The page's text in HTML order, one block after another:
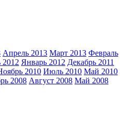
Апрель 2013 Март 2013 Февраль
2012 Январь 2012 Декабрь 2011
2010 Июль 2010 Май 2010
2008 Август 2008 Май 2008